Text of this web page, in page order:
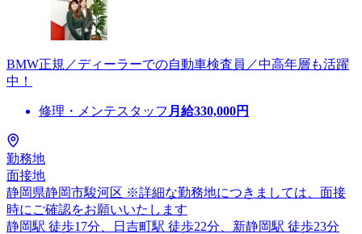
BMW正規／ディーラーでの自動車検査員／中高年層も活躍
中！
修理・メンテスタッフ 月給330,000円
勤務地
面接地
静岡県静岡市駿河区 ※詳細な勤務地につきましては、面接
時にご確認をお願いいたします
静岡駅 徒歩17分、日吉町駅 徒歩22分、新静岡駅 徒歩23分